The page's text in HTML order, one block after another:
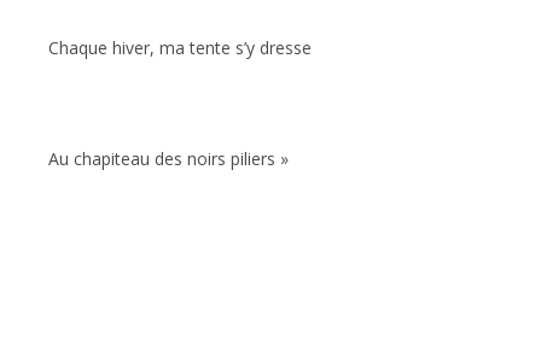
Chaque hiver, ma tente s’y dresse
Au chapiteau des noirs piliers »